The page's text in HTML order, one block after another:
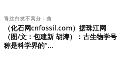
青丝白发不离分：曲
（化石网cnfossil.com）据珠江网
（图/文：包建新 胡涛）：古生物学号
称是科学界的“...